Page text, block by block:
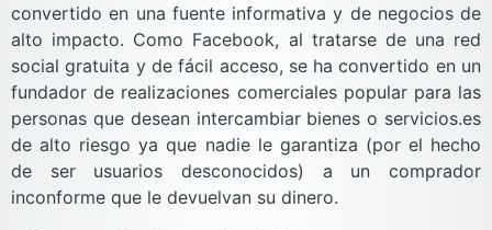
convertido en una fuente informativa y de negocios de
alto impacto. Como Facebook, al tratarse de una red
social gratuita y de fácil acceso, se ha convertido en un
fundador de realizaciones comerciales popular para las
personas que desean intercambiar bienes o servicios.es
de alto riesgo ya que nadie le garantiza (por el hecho
de ser usuarios desconocidos) a un comprador
inconforme que le devuelvan su dinero.